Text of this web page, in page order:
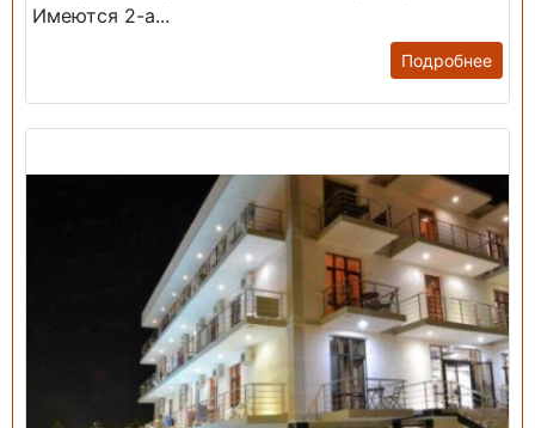
Имеются 2-а...
Подробнее